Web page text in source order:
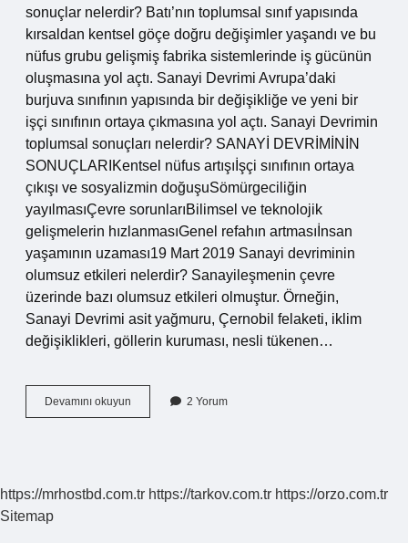
sonuçlar nelerdir? Batı’nın toplumsal sınıf yapısında
kırsaldan kentsel göçe doğru değişimler yaşandı ve bu
nüfus grubu gelişmiş fabrika sistemlerinde iş gücünün
oluşmasına yol açtı. Sanayi Devrimi Avrupa’daki
burjuva sınıfının yapısında bir değişikliğe ve yeni bir
işçi sınıfının ortaya çıkmasına yol açtı. Sanayi Devrimin
toplumsal sonuçları nelerdir? SANAYİ DEVRİMİNİN
SONUÇLARIKentsel nüfus artışıİşçi sınıfının ortaya
çıkışı ve sosyalizmin doğuşuSömürgeciliğin
yayılmasıÇevre sorunlarıBilimsel ve teknolojik
gelişmelerin hızlanmasıGenel refahın artmasıİnsan
yaşamının uzaması19 Mart 2019 Sanayi devriminin
olumsuz etkileri nelerdir? Sanayileşmenin çevre
üzerinde bazı olumsuz etkileri olmuştur. Örneğin,
Sanayi Devrimi asit yağmuru, Çernobil felaketi, iklim
değişiklikleri, göllerin kuruması, nesli tükenen…
Devamını okuyun
Devrimi
Sorunlar
2 Yorum
https://mrhostbd.com.tr https://tarkov.com.tr https://orzo.com.tr
Sitemap